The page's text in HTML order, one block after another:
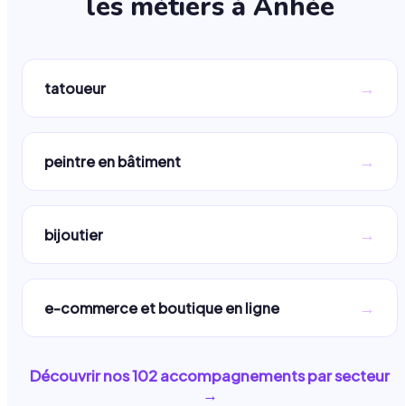
les métiers à Anhée
tatoueur →
peintre en bâtiment →
bijoutier →
e-commerce et boutique en ligne →
Découvrir nos102accompagnements par secteur
→